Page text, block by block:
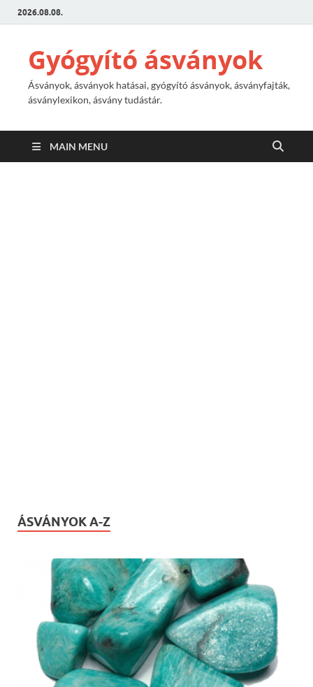
2026.08.08.
Gyógyító ásványok
Ásványok, ásványok hatásai, gyógyító ásványok, ásványfajták,
ásványlexikon, ásvány tudástár.
MAIN MENU
ÁSVÁNYOK A-Z